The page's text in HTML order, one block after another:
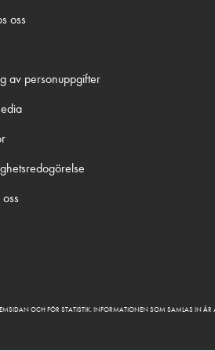
oss
av personuppgifter
OCH FÖR STATISTIK. INFORMATIONEN SOM SAMLAS IN ÄR